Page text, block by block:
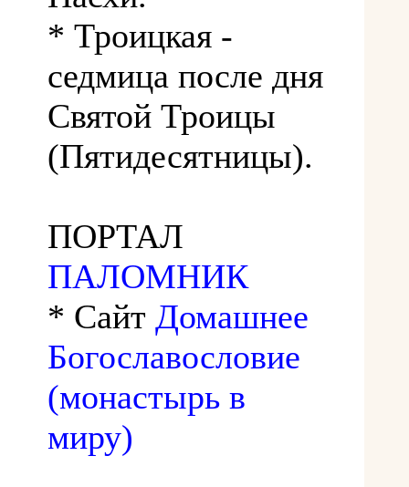
* Троицкая -
седмица после дня
Святой Троицы
(Пятидесятницы).
ПОРТАЛ
ПАЛОМНИК
* Сайт Домашнее
Богославословие
(монастырь в
миру)